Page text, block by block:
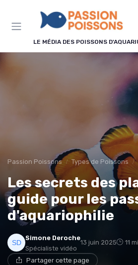
LE MÉDIA DES POISSONS
Passion Poissons Types de Poissons
Les secrets des
guide pour les
d'aquariophilie
Simone Deroche
Spécialiste vidéo
13 juin 2025 11
Partager cette page